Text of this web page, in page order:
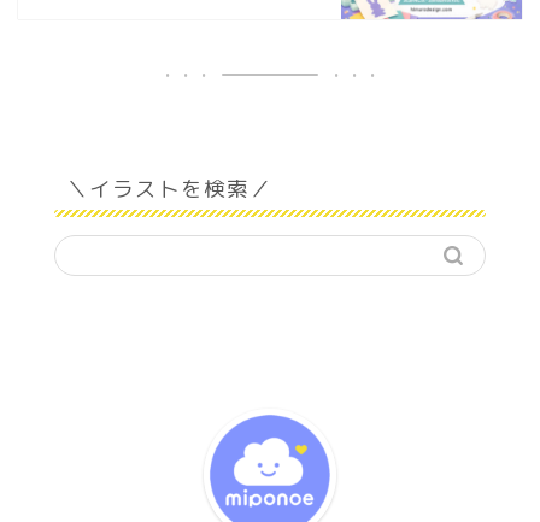
＼イラストを検索／